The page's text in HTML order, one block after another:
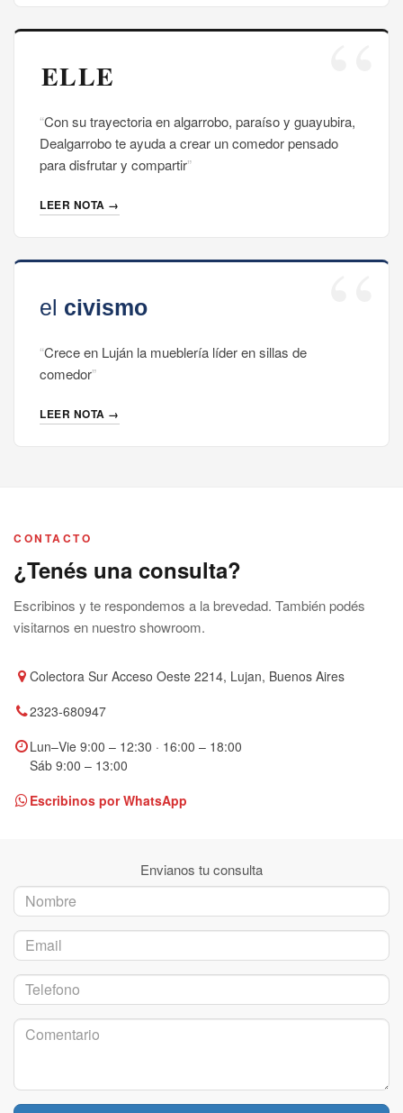
Con su trayectoria en algarrobo, paraíso y guayubira,
Dealgarrobo te ayuda a crear un comedor pensado
para disfrutar y compartir
LEER NOTA →
Crece en Luján la mueblería líder en sillas de
LEER NOTA →
¿Tenés una consulta?
Escribinos y te respondemos a la brevedad. También podés
Lun–Vie 9:00 – 12:30 · 16:00 – 18:00
Envianos tu consulta